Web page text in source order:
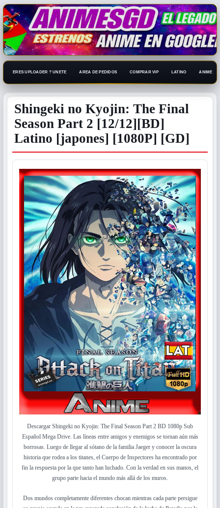
ERES UPLOADER ? UNETE AREA DE PEDIDOS COMPRAR VIP LATINO ANIME
Shingeki no Kyojin: The Final
Season Part 2 [12/12][BD]
Latino [japones] [1080P] [GD]
Descargar Shingeki no Kyojin: The Final Season Part 2 BD 1080p Sub
Español Mega Drive. Las líneas entre amigos y enemigos se tornan aún más
borrosas. Luego de llegar al sótano de la familia Jaeger y conocer la oscura
historia que rodea a los titanes, el Cuerpo de Inspectores ha encontrado por
fin la respuesta por la que tanto han luchado. Con la verdad en sus manos, el
grupo parte hacia el mundo más allá de los muros.
Dos mundos completamente diferentes chocan mientras cada parte persigue